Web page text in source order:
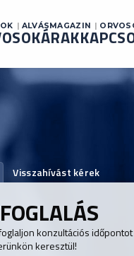
ALVÁSMAGAZIN
ÁRAK
Visszahívást kérek
konzultációs
keresztül!